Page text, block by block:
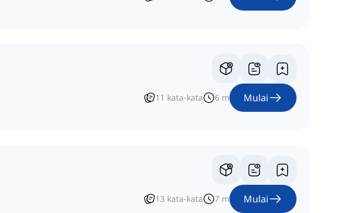
11 kata-kata 6 m Mulai
13 kata-kata 7 m Mulai